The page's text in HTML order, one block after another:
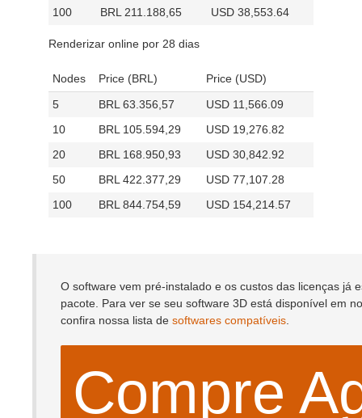
LightWave100
BRL 211.188,65 USD 38,553.64
Renderizar online por 28 dias
Nodes Price (BRL)
Price (USD)
5
BRL 63.356,57
USD 11,566.09
10
BRL 105.594,29
USD 19,276.82
20
BRL 168.950,93
USD 30,842.92
50
BRL 422.377,29
USD 77,107.28
100
BRL 844.754,59 USD 154,214.57
O software vem pré-instalado e os custos das licenças já
pacote. Para ver se seu software 3D está disponível em
confira nossa lista de softwares compatíveis
Compre